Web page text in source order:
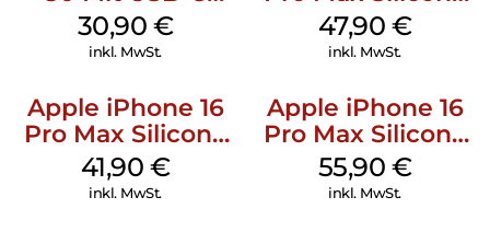
Kabel Weiß
30,90 €
inkl. MwSt.
Case MagSafe
Black
47,90 €
inkl. MwSt.
Apple iPhone 16
Pro Max Silicone
Case MagSafe
Ultramarine
41,90 €
inkl. MwSt.
Apple iPhone 16
Pro Max Silicone
Case MagSafe
Stone Gray
55,90 €
inkl. MwSt.